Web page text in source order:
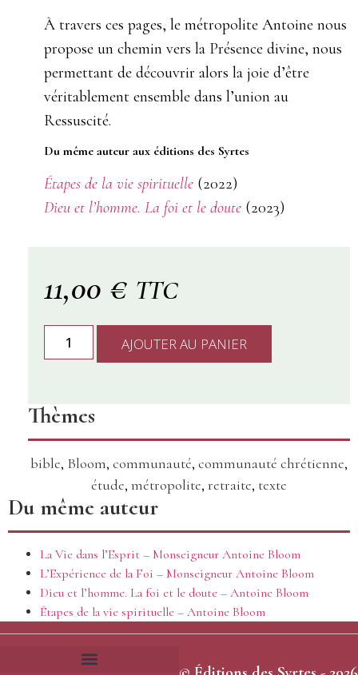
À travers ces pages, le métropolite Antoine nous
propose un chemin vers la Présence divine, nous
permettant de découvrir alors la joie d’être
véritablement ensemble dans l’union au
Ressuscité.
Du même auteur aux éditions des Syrtes
Étapes de la vie spirituelle (2022)
Dieu et l’homme. La foi et le doute (2023)
11,00 € TTC
AJOUTER AU PANIER
Thèmes
bible, Bloom, communauté, communauté chrétienne,
étude, métropolite, retraite, texte
Du même auteur
La Vie dans l’Esprit – Monseigneur Antoine Bloom
L’Expérience de la Foi – Monseigneur Antoine Bloom
Dieu et l’homme. La foi et le doute – Antoine Bloom
Étapes de la vie spirituelle – Antoine Bloom